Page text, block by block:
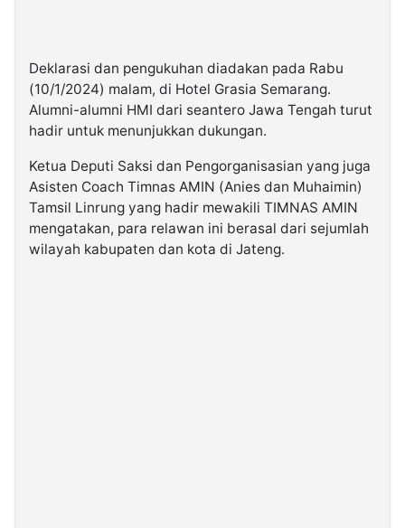
Deklarasi dan pengukuhan diadakan pada Rabu
(10/1/2024) malam, di Hotel Grasia Semarang.
Alumni-alumni HMI dari seantero Jawa Tengah turut
hadir untuk menunjukkan dukungan.
Ketua Deputi Saksi dan Pengorganisasian yang juga
Asisten Coach Timnas AMIN (Anies dan Muhaimin)
Tamsil Linrung yang hadir mewakili TIMNAS AMIN
mengatakan, para relawan ini berasal dari sejumlah
wilayah kabupaten dan kota di Jateng.